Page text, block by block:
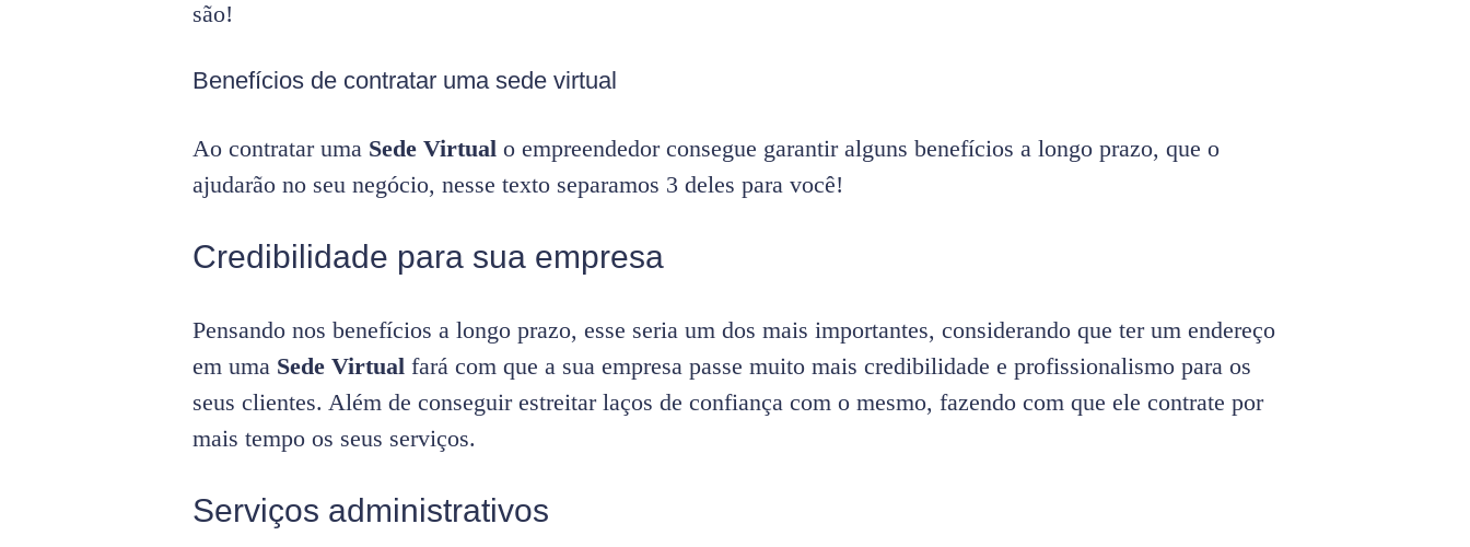
são!
Benefícios de contratar uma sede virtual
Ao contratar uma Sede Virtualo empreendedor consegue garantir alguns benefícios a longo prazo, que o
ajudarão no seu negócio, nesse texto separamos 3 deles para você!
Credibilidade para sua empresa
Pensando nos benefícios a longo prazo, esse seria um dos mais importantes, considerando que ter um endereço
em uma Sede Virtual fará com que a sua empresa passe muito mais credibilidade e profissionalismo para os
seus clientes. Além de conseguir estreitar laços de confiança com o mesmo, fazendo com que ele contrate por
mais tempo os seus serviços.
Serviços administrativos